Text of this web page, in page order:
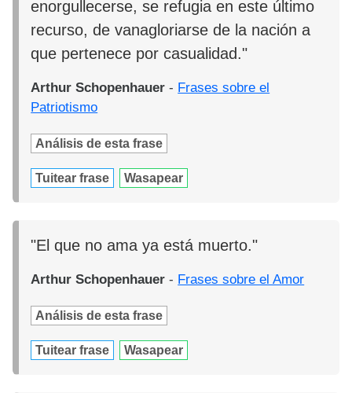
enorgullecerse, se refugia en este último
recurso, de vanagloriarse de la nación a
que pertenece por casualidad."
Arthur Schopenhauer - Frases sobre el
Patriotismo
Análisis de esta frase
Tuitear frase Wasapear
"El que no ama ya está muerto."
Arthur Schopenhauer - Frases sobre el Amor
Análisis de esta frase
Tuitear frase Wasapear